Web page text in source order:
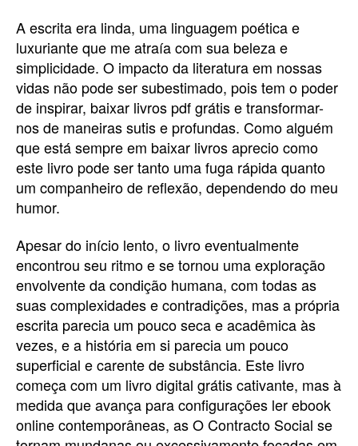
A escrita era linda, uma linguagem poética e
luxuriante que me atraía com sua beleza e
simplicidade. O impacto da literatura em nossas
vidas não pode ser subestimado, pois tem o poder
de inspirar, baixar livros pdf grátis e transformar-
nos de maneiras sutis e profundas. Como alguém
que está sempre em baixar livros aprecio como
este livro pode ser tanto uma fuga rápida quanto
um companheiro de reflexão, dependendo do meu
humor.
Apesar do início lento, o livro eventualmente
encontrou seu ritmo e se tornou uma exploração
envolvente da condição humana, com todas as
suas complexidades e contradições, mas a própria
escrita parecia um pouco seca e acadêmica às
vezes, e a história em si parecia um pouco
superficial e carente de substância. Este livro
começa com um livro digital grátis cativante, mas à
medida que avança para configurações ler ebook
online contemporâneas, as O Contracto Social se